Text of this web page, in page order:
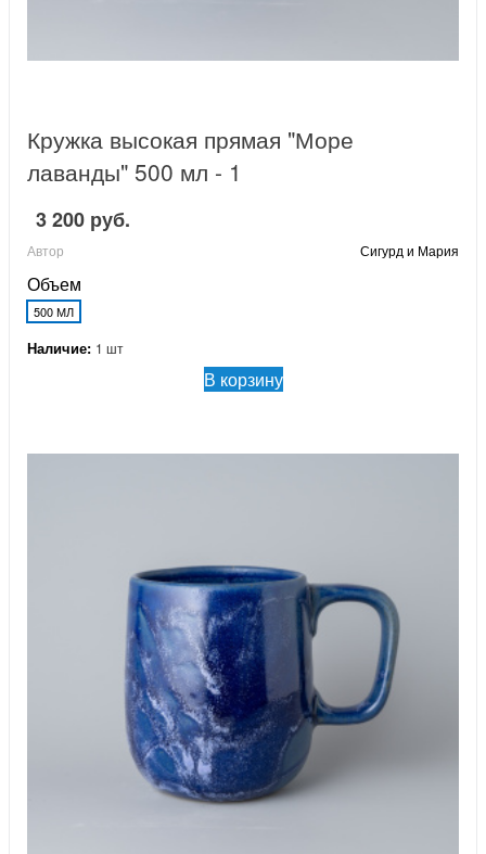
Кружка высокая прямая "Море
лаванды" 500 мл - 1
3 200 руб.
Автор Сигурд и Мария
Объем
500 МЛ
Наличие: 1 шт
В корзину